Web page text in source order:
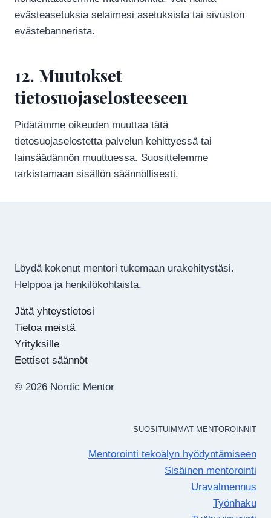
evästeasetuksia selaimesi asetuksista tai sivuston
evästebannerista.
12. Muutokset
tietosuojaselosteeseen
Pidätämme oikeuden muuttaa tätä
tietosuojaselostetta palvelun kehittyessä tai
lainsäädännön muuttuessa. Suosittelemme
tarkistamaan sisällön säännöllisesti.
Löydä kokenut mentori tukemaan urakehitystäsi.
Helppoa ja henkilökohtaista.
Jätä yhteystietosi
Tietoa meistä
Yrityksille
Eettiset säännöt
© 2026 Nordic Mentor
SUOSITUIMMAT MENTOROINNIT
Mentorointi tekoälyn hyödyntämiseen
Sisäinen mentorointi
Uravalmennus
Työnhaku